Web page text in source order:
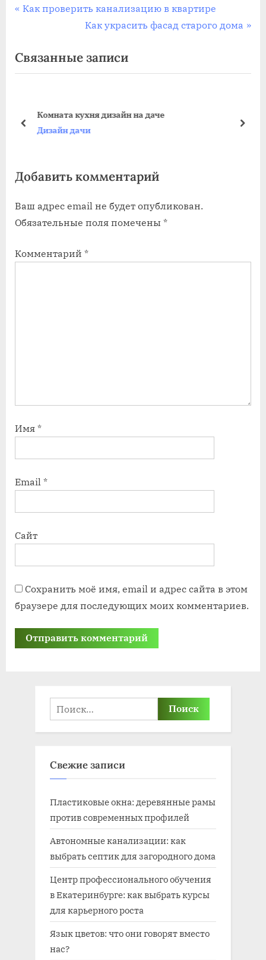
Навигация
записям
П
д
ы
щ
з
п
и
ь
Как проверить канализацию в квартире
С
е
д
з
п
и
ь
Как украсить фасад старого дома
Связанные записи
Комната кухня дизайн на даче
Дизайн дачи
пред
Добавить комментарий
Ваш адрес email не будет опубликован.
Обязательные поля помечены *
Комментарий *
Имя *
Email *
Сайт
Сохранить моё имя, email и адрес сайта в этом
браузере для последующих моих комментариев.
Найти:
Свежие записи
Пластиковые окна: деревянные рамы
против современных профилей
Автономные канализации: как
выбрать септик для загородного дома
Центр профессионального обучения
в Екатеринбурге: как выбрать курсы
для карьерного роста
Язык цветов: что они говорят вместо
нас?